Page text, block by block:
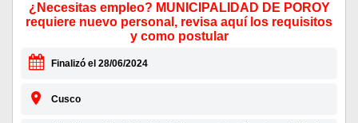
¿Necesitas empleo? MUNICIPALIDAD DE POROY
requiere nuevo personal, revisa aquí los requisitos
y como postular
Finalizó el 28/06/2024
Cusco